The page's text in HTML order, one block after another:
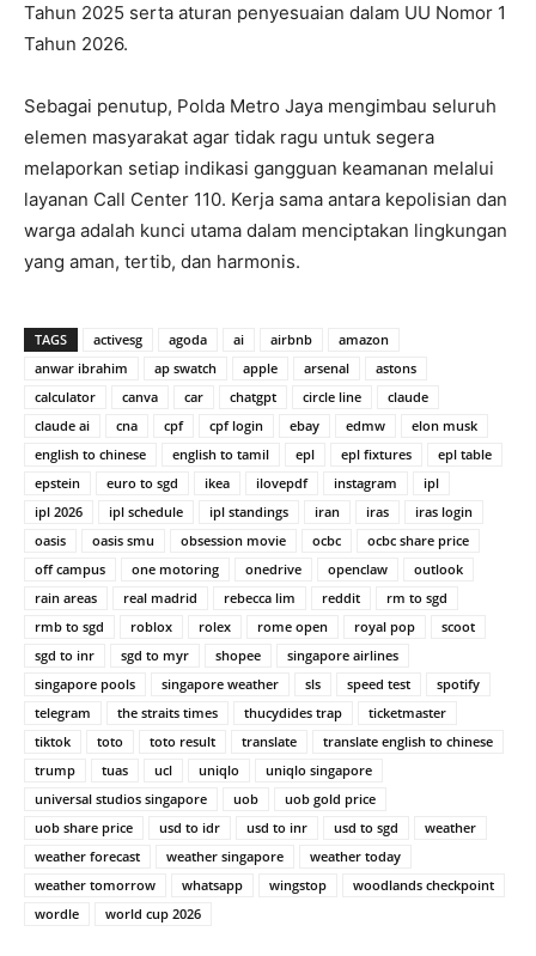
Tahun 2025 serta aturan penyesuaian dalam UU Nomor 1
Tahun 2026.
Sebagai penutup, Polda Metro Jaya mengimbau seluruh
elemen masyarakat agar tidak ragu untuk segera
melaporkan setiap indikasi gangguan keamanan melalui
layanan Call Center 110. Kerja sama antara kepolisian dan
warga adalah kunci utama dalam menciptakan lingkungan
yang aman, tertib, dan harmonis.
TAGS activesg agoda ai airbnb
amazon
anwar ibrahim
ap swatch apple arsenal
astons
calculator
canva car chatgpt circle line
claude
claude ai
cna cpf cpf login ebay edmw
elon musk
english to chinese
english to tamil epl epl fixtures
epl table
epstein
euro to sgd ikea ilovepdf instagram
ipl
ipl 2026
ipl schedule ipl standings iran iras
iras login
oasis
oasis smu obsession movie ocbc
ocbc share price
off campus
one motoring onedrive openclaw
outlook
rain areas
real madrid rebecca lim reddit
rm to sgd
rmb to sgd
roblox rolex rome open royal pop
scoot
sgd to inr
sgd to myr shopee
singapore airlines
singapore pools
singapore weather sls speed test
spotify
telegram
the straits times thucydides trap
ticketmaster
tiktok
toto toto result translate
translate english to chinese
trump
tuas ucl uniqlo
uniqlo singapore
universal studios singapore
uob
uob gold price
uob share price
usd to idr usd to inr usd to sgd
weather
weather forecast
weather singapore
weather today
weather tomorrow
whatsapp wingstop
woodlands checkpoint
wordle
world cup 2026